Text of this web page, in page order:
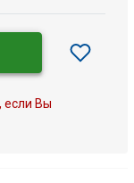
если Вы